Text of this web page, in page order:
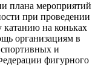
плана мероприятий
при проведении
на коньках
организациям в
и
фигурного